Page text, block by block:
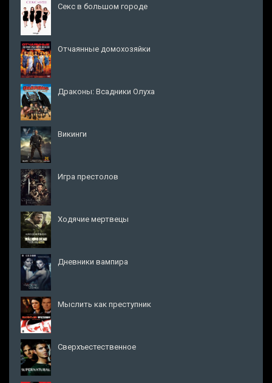
Секс в большом городе
Отчаянные домохозяйки
Драконы: Всадники Олуха
Викинги
Игра престолов
Ходячие мертвецы
Дневники вампира
Мыслить как преступник
Сверхъестественное